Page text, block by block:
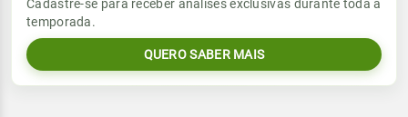
Umidade do ar
33%95%
Rajada de vento
Sol
05:54h às 17:51h
Lua
0.0mm
Umidade do ar
SE - 6km/h
Sol
Cadastre-se para receber análises exclusivas durante toda a
temporada.
QUERO SABER MAIS